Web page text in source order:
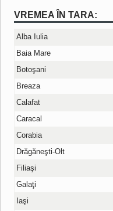
VREMEA ÎN TARA:
Alba Iulia
Baia Mare
Botoşani
Breaza
Calafat
Caracal
Corabia
Drăgăneşti-Olt
Filiaşi
Galaţi
Iaşi